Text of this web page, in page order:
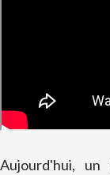
Aujourd'hui, un